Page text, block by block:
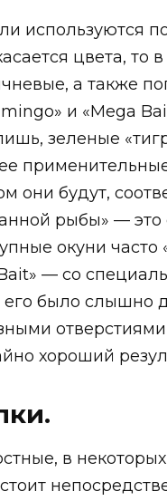
используются
цвета, то
а также
и «Mega
зеленые
будут,
рыбы» — это
окуни
— со
было слышно
хороший
в